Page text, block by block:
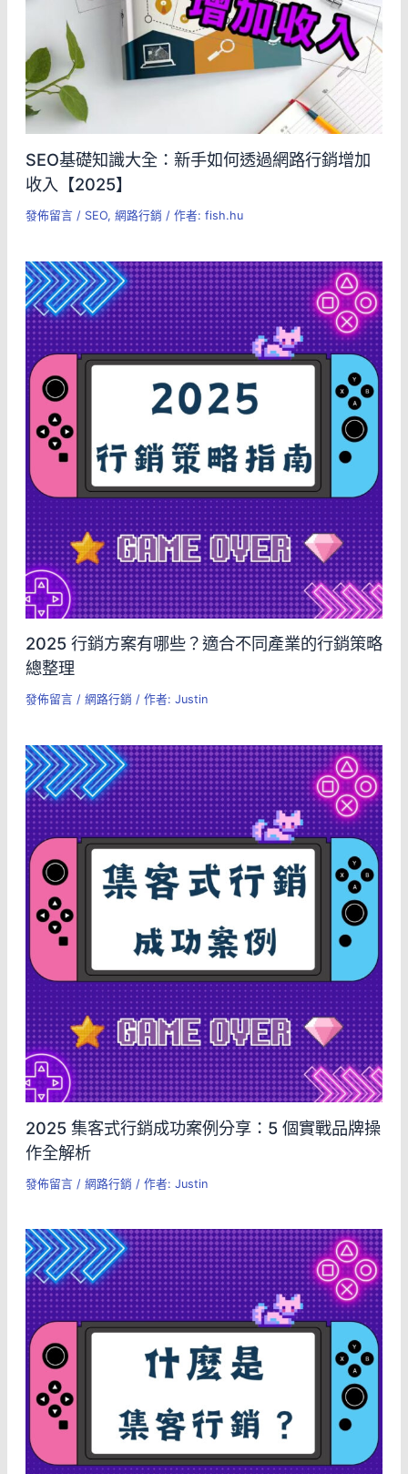
SEO基礎知識大全：新手如何透過網路行銷增加
收入【2025】
發佈留言 / SEO, 網路行銷 / 作者: fish.hu
2025 行銷方案有哪些？適合不同產業的行銷策略
總整理
發佈留言 / 網路行銷 / 作者: Justin
2025 集客式行銷成功案例分享：5 個實戰品牌操
作全解析
發佈留言 / 網路行銷 / 作者: Justin